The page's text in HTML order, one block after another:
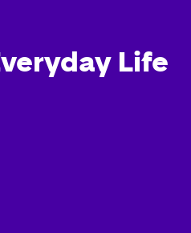
Life